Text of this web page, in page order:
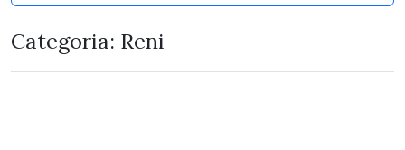
Categoria: Reni